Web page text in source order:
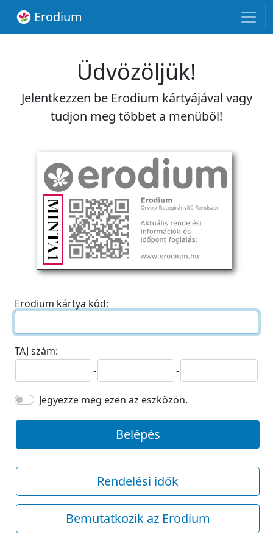
Erodium
Üdvözöljük!
Jelentkezzen be Erodium kártyájával vagy
tudjon meg többet a menüből!
Erodium kártya kód:
TAJ szám:
-
-
Jegyezze meg ezen az eszközön.
Belépés
Rendelési idők
Bemutatkozik az Erodium